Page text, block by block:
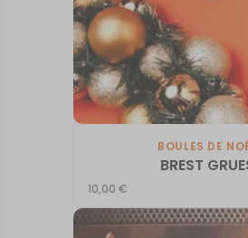
BOULES DE
BREST
10,00€